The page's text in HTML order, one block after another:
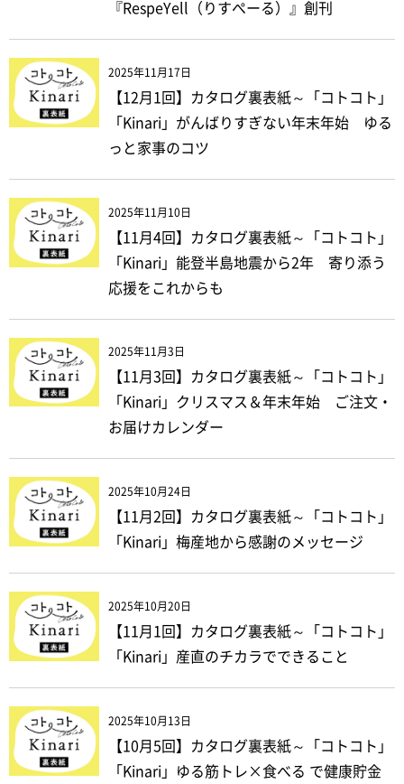
『RespeYell（りすぺーる）』創刊
2025年11月17日
【12月1回】カタログ裏表紙～「コトコト」
「Kinari」がんばりすぎない年末年始 ゆる
っと家事のコツ
2025年11月10日
【11月4回】カタログ裏表紙～「コトコト」
「Kinari」能登半島地震から2年 寄り添う
応援をこれからも
2025年11月3日
【11月3回】カタログ裏表紙～「コトコト」
「Kinari」クリスマス＆年末年始 ご注文・
お届けカレンダー
2025年10月24日
【11月2回】カタログ裏表紙～「コトコト」
「Kinari」梅産地から感謝のメッセージ
2025年10月20日
【11月1回】カタログ裏表紙～「コトコト」
「Kinari」産直のチカラでできること
2025年10月13日
【10月5回】カタログ裏表紙～「コトコト」
「Kinari」ゆる筋トレ×食べる で健康貯金